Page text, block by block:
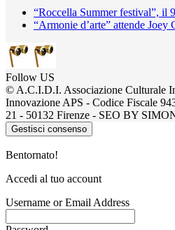
“Roccella Summer festival”, il
“Armonie d’arte” attende Joey
Follow US
© A.C.I.D.I. Associazione Culturale
Innovazione APS - Codice Fiscale
21 - 50132 Firenze - SEO BY
Gestisci consenso
Bentornato!
Accedi al tuo account
Username or Email Address